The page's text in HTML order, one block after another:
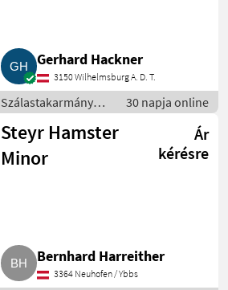
Gerhard Hackner
3150 Wilhelmsburg A. D. T.
Szálastakarmány
betakarítók /
Rendfelszedő
pótkocsi
30 napja online
Steyr Hamster
Minor
Ár
kérésre
Bernhard Harreither
3364 Neuhofen / Ybbs